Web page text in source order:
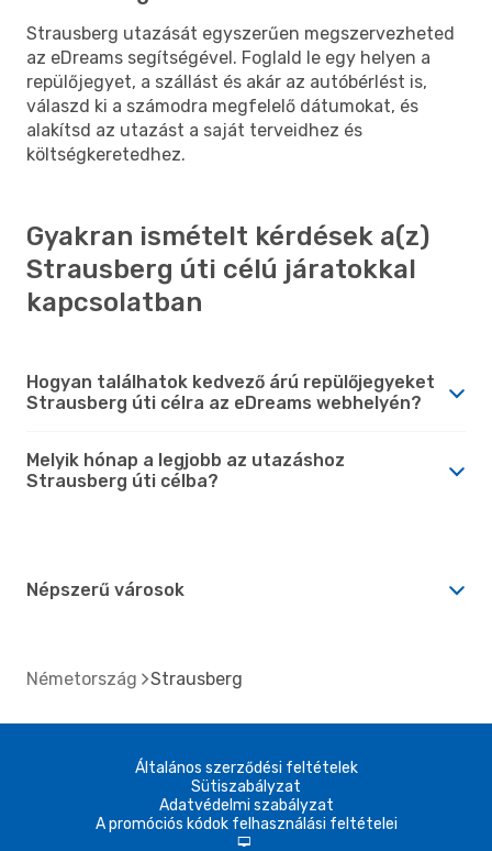
Strausberg utazását egyszerűen megszervezheted
az eDreams segítségével. Foglald le egy helyen a
repülőjegyet, a szállást és akár az autóbérlést is,
válaszd ki a számodra megfelelő dátumokat, és
alakítsd az utazást a saját terveidhez és
költségkeretedhez.
Gyakran ismételt kérdések a(z)
Strausberg úti célú járatokkal
kapcsolatban
Hogyan találhatok kedvező árú repülőjegyeket
Strausberg úti célra az eDreams webhelyén?
Melyik hónap a legjobb az utazáshoz
Strausberg úti célba?
Népszerű városok
Németország Strausberg
Általános szerződési feltételek
Sütiszabályzat
Adatvédelmi szabályzat
A promóciós kódok felhasználási feltételei
d